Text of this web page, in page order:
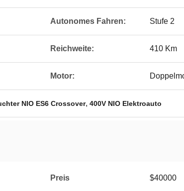
Autonomes Fahren: Stufe 2
Reichweite: 410 Km
Motor:
NIO ES6 Crossover, 400V NIO Elektroauto
Preis $40000